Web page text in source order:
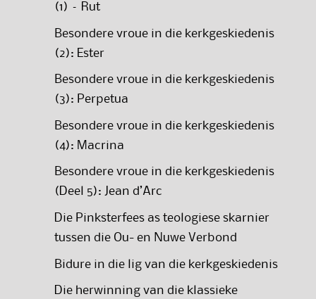
(1) – Rut
Besondere vroue in die kerkgeskiedenis
(2): Ester
Besondere vroue in die kerkgeskiedenis
(3): Perpetua
Besondere vroue in die kerkgeskiedenis
(4): Macrina
Besondere vroue in die kerkgeskiedenis
(Deel 5): Jean d’Arc
Die Pinksterfees as teologiese skarnier
tussen die Ou- en Nuwe Verbond
Bidure in die lig van die kerkgeskiedenis
Die herwinning van die klassieke